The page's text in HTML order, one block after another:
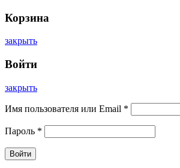
Корзина
закрыть
Войти
закрыть
Имя пользователя или Email *
Пароль *
Войти